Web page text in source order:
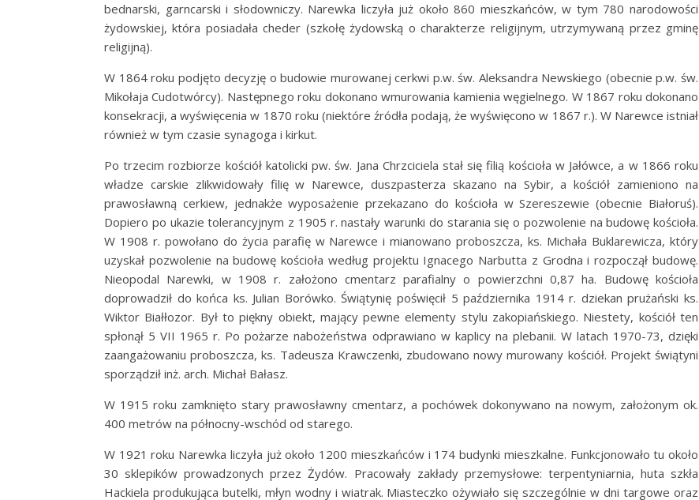
bednarski, garncarski i słodowniczy. Narewka liczyła już około 860 mieszkańców, w tym 780 narodowości
żydowskiej, która posiadała cheder (szkołę żydowską o charakterze religijnym, utrzymywaną przez gminę
religijną).
W 1864 roku podjęto decyzję o budowie murowanej cerkwi p.w. św. Aleksandra Newskiego (obecnie p.w. św.
Mikołaja Cudotwórcy). Następnego roku dokonano wmurowania kamienia węgielnego. W 1867 roku dokonano
konsekracji, a wyświęcenia w 1870 roku (niektóre źródła podają, że wyświęcono w 1867 r.). W Narewce istniał
również w tym czasie synagoga i kirkut.
Po trzecim rozbiorze kościół katolicki pw. św. Jana Chrzciciela stał się filią kościoła w Jałówce, a w 1866 roku
władze carskie zlikwidowały filię w Narewce, duszpasterza skazano na Sybir, a kościół zamieniono na
prawosławną cerkiew, jednakże wyposażenie przekazano do kościoła w Szereszewie (obecnie Białoruś).
Dopiero po ukazie tolerancyjnym z 1905 r. nastały warunki do starania się o pozwolenie na budowę kościoła.
W 1908 r. powołano do życia parafię w Narewce i mianowano proboszcza, ks. Michała Buklarewicza, który
uzyskał pozwolenie na budowę kościoła według projektu Ignacego Narbutta z Grodna i rozpoczął budowę.
Nieopodal Narewki, w 1908 r. założono cmentarz parafialny o powierzchni 0,87 ha. Budowę kościoła
doprowadził do końca ks. Julian Borówko. Świątynię poświęcił 5 października 1914 r. dziekan prużański ks.
Wiktor Białłozor. Był to piękny obiekt, mający pewne elementy stylu zakopiańskiego. Niestety, kościół ten
spłonął 5 VII 1965 r. Po pożarze nabożeństwa odprawiano w kaplicy na plebanii. W latach 1970-73, dzięki
zaangażowaniu proboszcza, ks. Tadeusza Krawczenki, zbudowano nowy murowany kościół. Projekt świątyni
sporządził inż. arch. Michał Bałasz.
W 1915 roku zamknięto stary prawosławny cmentarz, a pochówek dokonywano na nowym, założonym ok.
400 metrów na północny-wschód od starego.
W 1921 roku Narewka liczyła już około 1200 mieszkańców i 174 budynki mieszkalne. Funkcjonowało tu około
30 sklepików prowadzonych przez Żydów. Pracowały zakłady przemysłowe: terpentyniarnia, huta szkła
Hackiela produkująca butelki, młyn wodny i wiatrak. Miasteczko ożywiało się szczególnie w dni targowe oraz